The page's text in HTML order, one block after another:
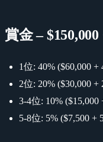
賞金 –
1位: 40% ($60,000 +
2位: 20% ($30,000 +
3-4位: 10% ($15,000
5-8位: 5% ($7,500 +